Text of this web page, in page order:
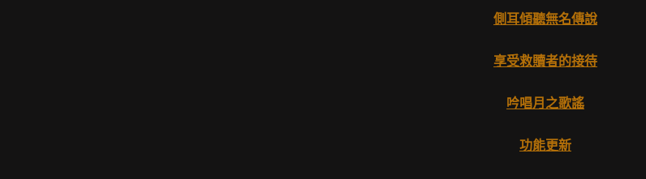
側耳傾聽無名傳說
享受救贖者的接待
吟唱月之歌謠
功能更新